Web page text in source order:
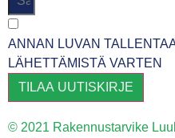
ANNAN LUVAN
LÄHETTÄMISTÄ VARTEN
TILAA UUTISKIRJE
© 2021 Rakennustarvike